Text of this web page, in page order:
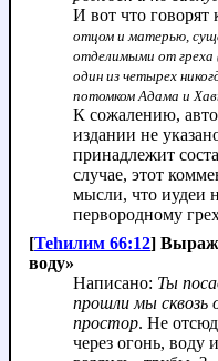
И вот что говорят
отцом и матерью,
отделимыми от
один из четырех
потомком Адама и
К сожалению,
издании не
принадлежит
случае, этот
мысли, что иудеи
первородному
[Теhилим 66:12]
воду»
Написано: Ты
прошли мы сквозь
простор. Не
через огонь, воду